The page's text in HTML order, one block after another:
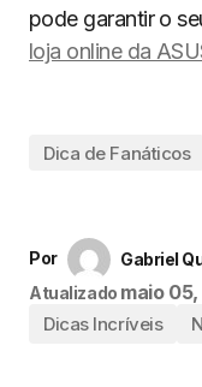
pode garantir o
loja online da
Dica de Fanáticos
Por
Gabriel
Atualizado maio
Dicas Incríveis